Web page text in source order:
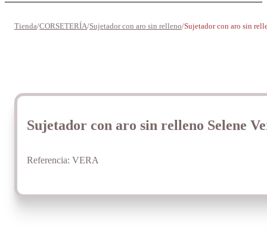
Tienda/CORSETERÍA/Sujetador con aro sin relleno/Sujetador con aro sin
Sujetador con aro sin relleno Selene
Referencia: VERA